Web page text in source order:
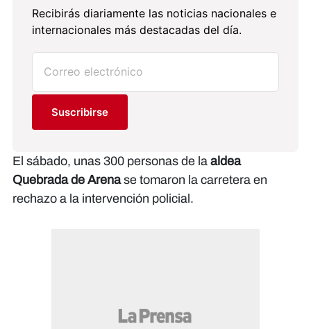
Recibirás diariamente las noticias nacionales e
internacionales más destacadas del día.
Suscribirse
El sábado, unas 300 personas de la aldea
Quebrada de Arenase tomaron la carretera en
rechazo a la intervención policial.